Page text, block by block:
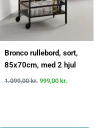
Bronco rullebord, sort,
85x70cm, med 2 hjul
1.099,00kr. 999,00 kr.